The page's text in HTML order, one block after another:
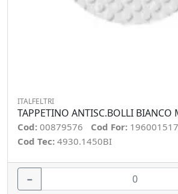
ITALFELTRI
TAPPETINO ANTISC.BOLLI
Cod: 00879576 Cod For: 196001517
Cod Tec: 4930.1450BI
−